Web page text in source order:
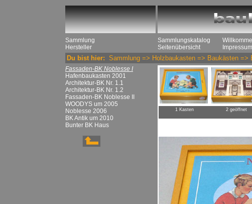
Sammlung
Hersteller
Sammlungskatalog
Seitenübersicht
Impressum
Du bist hier: Sammlung => Holzbaukasten => Baukästen =>
Fassaden-BK Noblesse I
Hafenbaukasten 2001
Architektur-BK Nr. 1.1
Architektur-BK Nr. 1.2
Fassaden-BK Noblesse II
WOODYS um 2005
Noblesse 2006
BK Antik um 2010
Bunter BK Haus
1 Kasten 2 geöffnet